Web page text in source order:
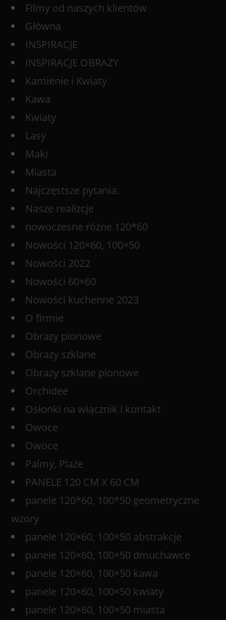
Filmy od naszych klientów
Główna
INSPIRACJE
INSPIRACJE OBRAZY
Kamienie i Kwiaty
Kawa
Kwiaty
Lasy
Maki
Miasta
Najczęstsze pytania.
Nasze realizcje
nowoczesne różne 120*60
Nowości 120×60, 100×50
Nowości 2022
Nowości 60×60
Nowości kuchenne 2023
O firmie
Obrazy pionowe
Obrazy szklane
Obrazy szklane pionowe
Orchidee
Osłonki na włącznik i kontakt
Owoce
Owoce
Palmy, Plaże
PANELE 120 CM X 60 CM
panele 120*60, 100*50 geometryczne
wzory
panele 120×60, 100×50 abstrakcje
panele 120×60, 100×50 dmuchawce
panele 120×60, 100×50 kawa
panele 120×60, 100×50 kwiaty
panele 120×60, 100×50 miasta